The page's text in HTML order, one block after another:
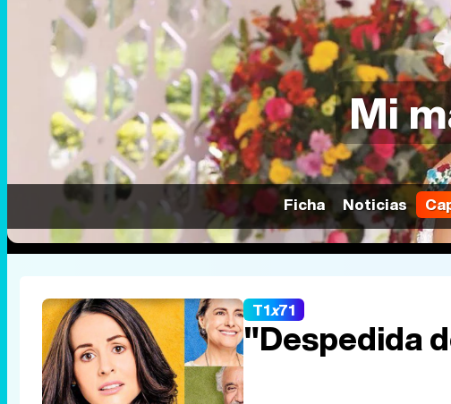
Mi
Ficha Noticias
T1x71
"Despedida